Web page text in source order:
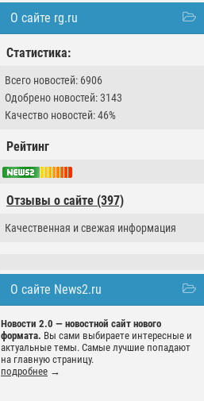
О сайте rg.ru
Статистика:
Всего новостей: 6906
Одобрено новостей: 3143
Качество новостей: 46%
Рейтинг
Отзывы о сайте (397)
Качественная и свежая информация
О сайте News2.ru
Новости 2.0 — новостной сайт нового
формата. Вы сами выбираете интересные и
актуальные темы. Самые лучшие попадают
на главную страницу.
подробнее →